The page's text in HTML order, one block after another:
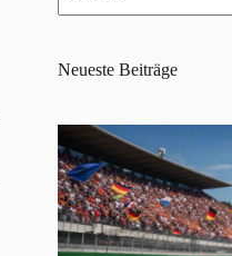
Neueste Beiträge